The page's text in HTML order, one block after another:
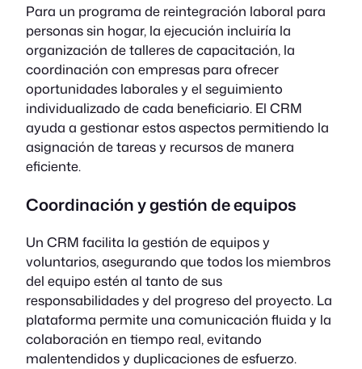
Para un programa de reintegración laboral para
personas sin hogar, la ejecución incluiría la
organización de talleres de capacitación, la
coordinación con empresas para ofrecer
oportunidades laborales y el seguimiento
individualizado de cada beneficiario. El CRM
ayuda a gestionar estos aspectos permitiendo la
asignación de tareas y recursos de manera
eficiente.
Coordinación y gestión de equipos
Un CRM facilita la gestión de equipos y
voluntarios, asegurando que todos los miembros
del equipo estén al tanto de sus
responsabilidades y del progreso del proyecto. La
plataforma permite una comunicación fluida y la
colaboración en tiempo real, evitando
malentendidos y duplicaciones de esfuerzo.